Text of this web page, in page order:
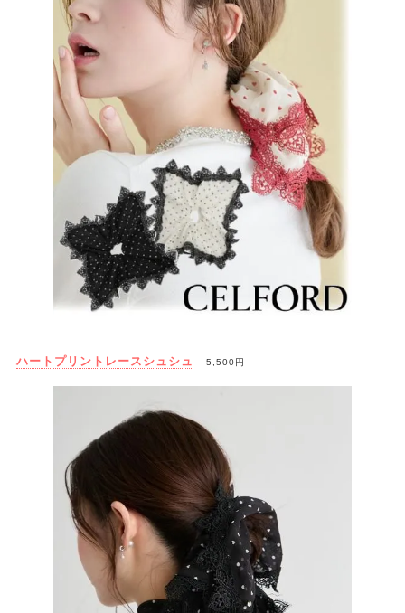
ハートプリントレースシュシュ 5,500円